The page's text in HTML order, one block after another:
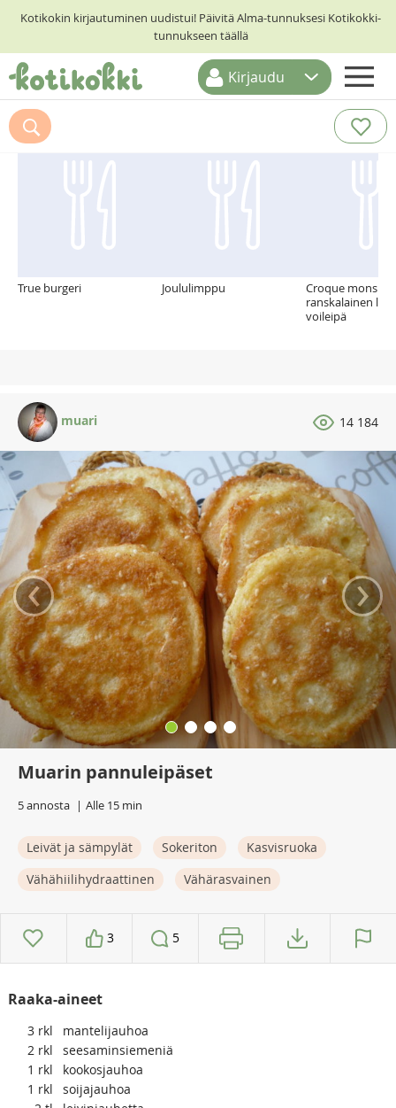
Kotikokin kirjautuminen uudistui! Päivitä Alma-tunnuksesi Kotikokki-
tunnukseen täällä
ETUSIVU
RESEPTIHAKU
Kirjaudu
Suosittelemme myös
True burgeri Joululimppu
Croque
ranskalainen
voileipä
muari 14 184
‹ ›
Muarin pannuleipäset
5 annosta Alle 15 min
Leivät ja sämpylät Sokeriton
Kasvisruoka
Vähähiilihydraattinen
Vähärasvainen
3 5
Raaka-aineet
3 rkl
mantelijauhoa
2 rkl
seesaminsiemeniä
1 rkl
kookosjauhoa
1 rkl
soijajauhoa